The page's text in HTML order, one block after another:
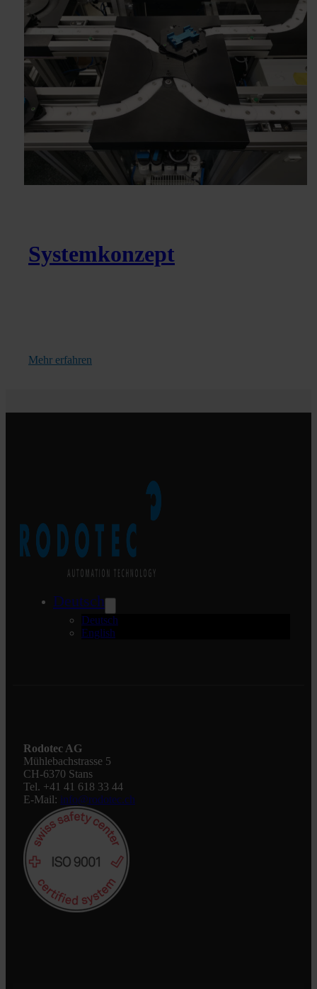
Systemkonzept
Mehr erfahren
Deutsch
Deutsch
English
Rodotec AG
Mühlebachstrasse 5
CH-6370 Stans
Tel. +41 41 618 33 44
E-Mail: info@rodotec.ch